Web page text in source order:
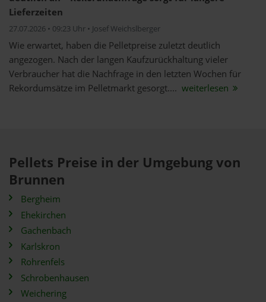
Lieferzeiten
27.07.2026 • 09:23 Uhr • Josef Weichslberger
Wie erwartet, haben die Pelletpreise zuletzt deutlich
angezogen. Nach der langen Kaufzurückhaltung vieler
Verbraucher hat die Nachfrage in den letzten Wochen für
Rekordumsätze im Pelletmarkt gesorgt.... weiterlesen
Pellets Preise in der Umgebung von
Brunnen
Bergheim
Ehekirchen
Gachenbach
Karlskron
Rohrenfels
Schrobenhausen
Weichering